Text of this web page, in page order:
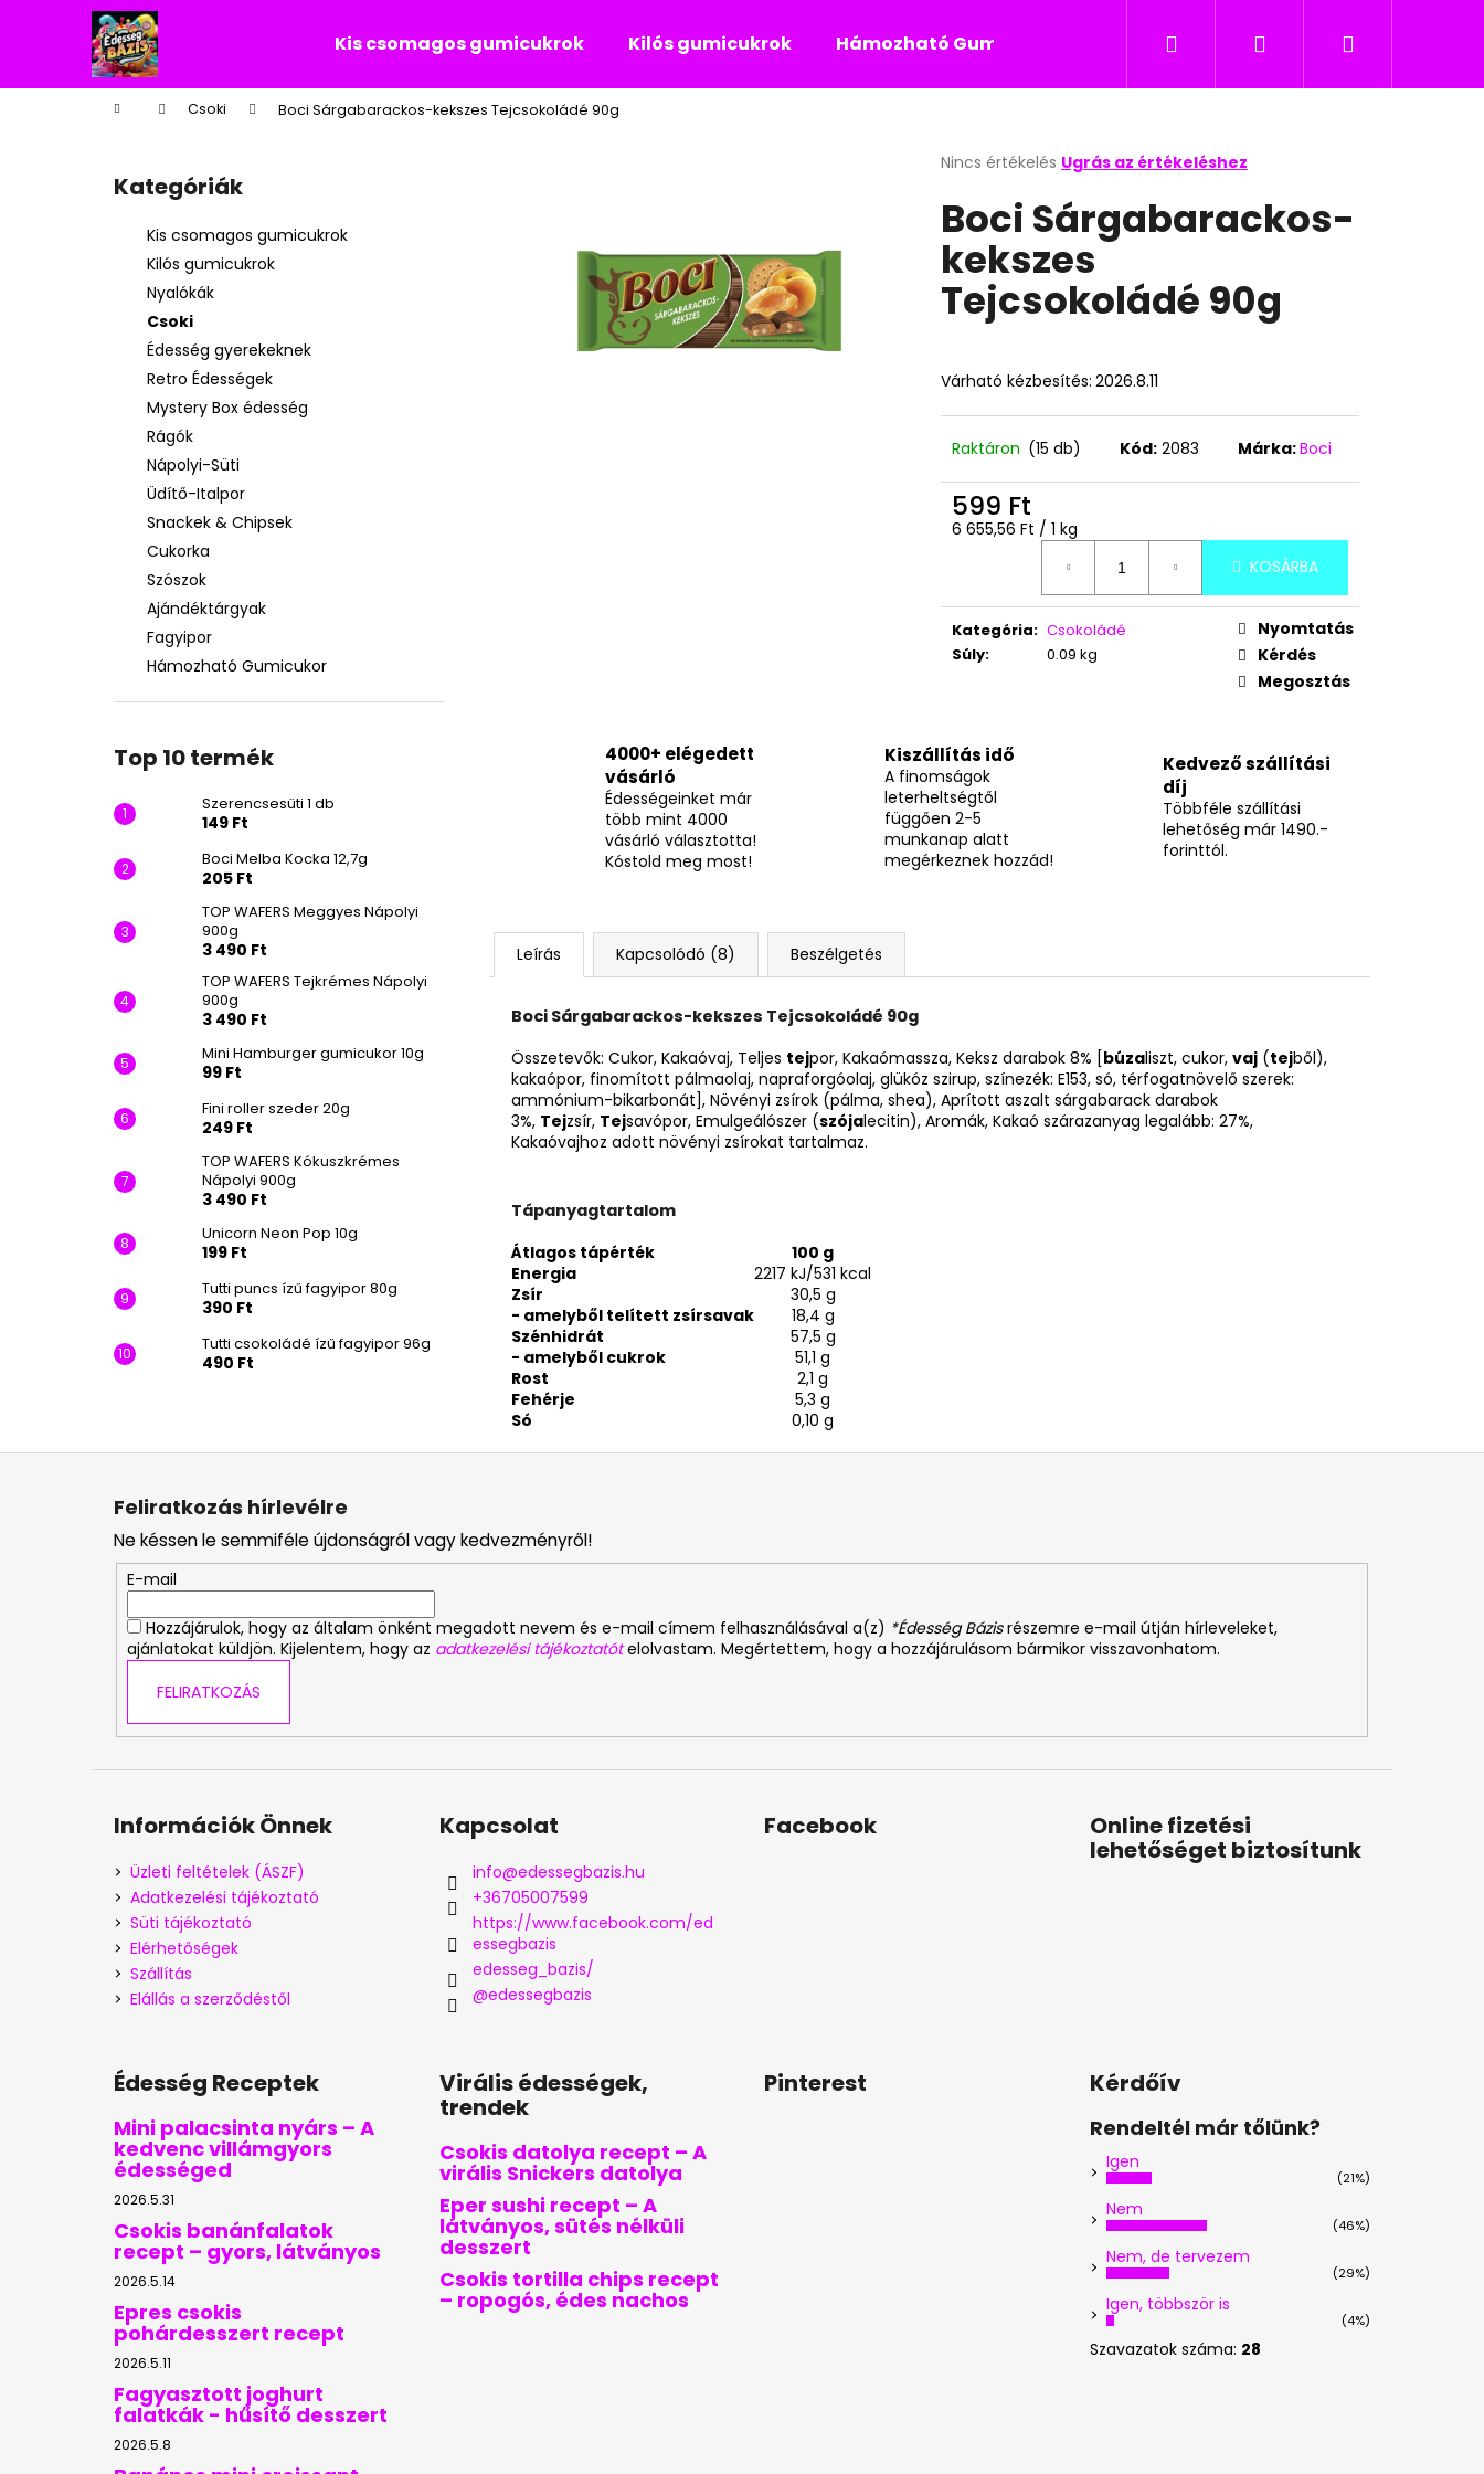
tartalomhoz
Kis csomagos gumicukrok Kilós gumicukrok Hámozható Gumicukor Nyalókák Édesség gyerekeknek
KeresésBejelentkezés
Kosár
KezdőlapCsoki Boci Sárgabarackos-kekszes Tejcsokoládé 90g
Kategóriák
átugrása
Kategóriák
Kis csomagos gumicukrok
Kilós gumicukrok
Nyalókák
Csoki
Édesség gyerekeknek
Retro Édességek
Mystery Box édesség
Rágók
Nápolyi-Süti
Üdítő-Italpor
Snackek & Chipsek
Cukorka
Szószok
Ajándéktárgyak
Fagyipor
Hámozható Gumicukor
Top 10 termék
Szerencsesüti 1 db
149 Ft
Boci Melba Kocka 12,7g
205 Ft
TOP WAFERS Meggyes Nápolyi
900g
3 490 Ft
TOP WAFERS Tejkrémes Nápolyi
900g
3 490 Ft
Mini Hamburger gumicukor 10g
99 Ft
Fini roller szeder 20g
249 Ft
TOP WAFERS Kókuszkrémes
Nápolyi 900g
3 490 Ft
Unicorn Neon Pop 10g
199 Ft
Tutti puncs ízű fagyipor 80g
390 Ft
Tutti csokoládé ízű fagyipor 96g
490 Ft
A
átlagos
értékelése
5-
ből
0,0
csillag.
Nincs értékelés Ugrás az értékeléshez
Boci Sárgabarackos-
kekszes
Tejcsokoládé 90g
Várható kézbesítés: 2026.8.11
Raktáron (15 db) Kód: 2083 Márka:Boci
599 Ft
Egységár:
6 655,56 Ft / 1 kg
KOSÁRBA
Kategória: Csokoládé
Súly: 0.09 kg
Nyomtatás
Kérdés
Megosztás
4000+ elégedett
vásárló
Édességeinket már
több mint 4000
vásárló választotta!
Kóstold meg most!
Kiszállítás idő
A finomságok
leterheltségtől
függően 2-5
munkanap alatt
megérkeznek hozzád!
Kedvező szállítási
díj
Többféle szállítási
lehetőség már 1490.-
forinttól.
Leírás Kapcsolódó (8) Beszélgetés
Boci Sárgabarackos-kekszes Tejcsokoládé 90g
Összetevők: Cukor, Kakaóvaj, Teljes tejpor, Kakaómassza, Keksz darabok 8% [búzaliszt, cukor, vaj (tejből),
kakaópor, finomított pálmaolaj, napraforgóolaj, glükóz szirup, színezék: E153, só, térfogatnövelő szerek:
ammónium-bikarbonát], Növényi zsírok (pálma, shea), Aprított aszalt sárgabarack darabok
3%, Tejzsír, Tejsavópor, Emulgeálószer (szójalecitin), Aromák, Kakaó szárazanyag legalább: 27%,
Kakaóvajhoz adott növényi zsírokat tartalmaz.
Tápanyagtartalom
Átlagos tápérték
100 g
Energia
2217 kJ/531 kcal
Zsír
30,5 g
- amelyből telített zsírsavak
18,4 g
Szénhidrát
57,5 g
- amelyből cukrok
51,1 g
Rost
2,1 g
Fehérje
5,3 g
Só
0,10 g
á
Vissza
a boltba
Vissza
a boltba
Mit keres?
Ajánljuk
Következő
SZERENCSESÜTI 1 DB
149 Ft
TOP WAFERS MEGGYES NÁPOLYI 900G
Feliratkozás hírlevélre
Ne késsen le semmiféle újdonságról vagy kedvezményről!
E-mail
Hozzájárulok, hogy az általam önként megadott nevem és e-mail címem felhasználásával a(z) *Édesség Bázisrészemre e-mail útján hírleveleket,
ajánlatokat küldjön. Kijelentem, hogy az adatkezelési tájékoztatót elolvastam. Megértettem, hogy a hozzájárulásom bármikor visszavonhatom.
FELIRATKOZÁS
Információk Önnek
Üzleti feltételek (ÁSZF)
Adatkezelési tájékoztató
Süti tájékoztató
Elérhetőségek
Szállítás
Elállás a szerződéstől
Kapcsolat
info@edessegbazis.hu
+36705007599
https://www.facebook.com/ed
essegbazis
edesseg_bazis/
@edessegbazis
Facebook Online fizetési
lehetőséget biztosítunk
Édesség Receptek
Mini palacsinta nyárs – A
kedvenc villámgyors
édességed
2026.5.31
Csokis banánfalatok
recept – gyors, látványos
2026.5.14
Epres csokis
pohárdesszert recept
2026.5.11
Fagyasztott joghurt
falatkák - hűsítő desszert
2026.5.8
Virális édességek,
trendek
Csokis datolya recept – A
virális Snickers datolya
Eper sushi recept – A
látványos, sütés nélküli
desszert
Csokis tortilla chips recept
– ropogós, édes nachos
Pinterest Kérdőív
Rendeltél már tőlünk?
Igen
(21%)
Nem
(46%)
Nem, de tervezem
(29%)
Igen, többször is
(4%)
Szavazatok száma: 28